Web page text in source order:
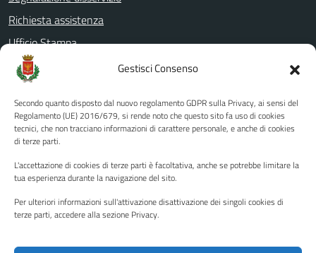
Gestisci Consenso
Secondo quanto disposto dal nuovo regolamento GDPR sulla Privacy, ai sensi del
Regolamento (UE) 2016/679, si rende noto che questo sito fa uso di cookies
tecnici, che non tracciano informazioni di carattere personale, e anche di cookies
di terze parti.
L'accettazione di cookies di terze parti è facoltativa, anche se potrebbe limitare la
tua esperienza durante la navigazione del sito.
Per ulteriori informazioni sull'attivazione disattivazione dei singoli cookies di
terze parti, accedere alla sezione Privacy.
Richiesta assistenza
Ufficio Stampa
Amministrazione Trasparente
Albo pretorio
Informativa privacy
Note legali
Piano di miglioramento del sito